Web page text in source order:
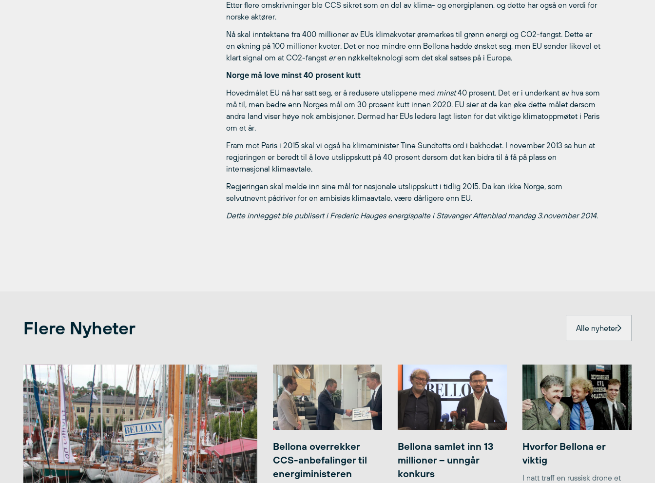
Etter flere omskrivninger ble CCS sikret som en del av klima- og energiplanen, og dette har også en verdi for
norske aktører.
Nå skal inntektene fra 400 millioner av EUs klimakvoter øremerkes til grønn energi og CO2-fangst. Dette er
en økning på 100 millioner kvoter. Det er noe mindre enn Bellona hadde ønsket seg, men EU sender likevel et
klart signal om at CO2-fangst eren nøkkelteknologi som det skal satses på i Europa.
Norge må love minst 40 prosent kutt
Hovedmålet EU nå har satt seg, er å redusere utslippene med minst40 prosent. Det er i underkant av hva som
må til, men bedre enn Norges mål om 30 prosent kutt innen 2020. EU sier at de kan øke dette målet dersom
andre land viser høye nok ambisjoner. Dermed har EUs ledere lagt listen for det viktige klimatoppmøtet i Paris
om et år.
Fram mot Paris i 2015 skal vi også ha klimaminister Tine Sundtofts ord i bakhodet. I november 2013 sa hun at
regjeringen er beredt til å love utslippskutt på 40 prosent dersom det kan bidra til å få på plass en
internasjonal klimaavtale.
Regjeringen skal melde inn sine mål for nasjonale utslippskutt i tidlig 2015. Da kan ikke Norge, som
selvutnevnt pådriver for en ambisiøs klimaavtale, være dårligere enn EU.
Dette innlegget ble publisert i Frederic Hauges energispalte i Stavanger Aftenblad mandag 3.november 2014.
Flere Nyheter Alle nyheter
Bellona overrekker
CCS-anbefalinger til
energiministeren
Bellona samlet inn 13
millioner – unngår
konkurs
Hvorfor Bellona er
viktig
I natt traff en russisk drone et